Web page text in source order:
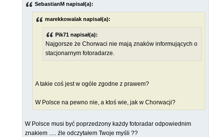
SebastianM napisał(a):
marekkowalak napisał(a):
Pik71 napisał(a):
Najgorsze że Chorwaci nie mają znaków informujących o
stacjonarnym fotoradarze.
A takie coś jest w ogóle zgodne z prawem?
W Polsce na pewno nie, a ktoś wie, jak w Chorwacji?
W Polsce musi być poprzedzony każdy fotoradar odpowiednim
znakiem ..... źle odczytałem Twoje myśli ??